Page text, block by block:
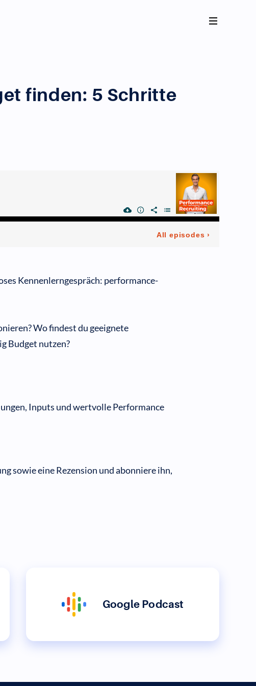
finden: 5 Schritte
Kennenlerngespräch: performance-
Wo findest du geeignete
Budget nutzen?
Inputs und wertvolle Performance
sowie eine Rezension und abonniere ihn,
Google Podcast